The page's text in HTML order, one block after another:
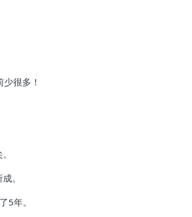
很多！
。
5年。